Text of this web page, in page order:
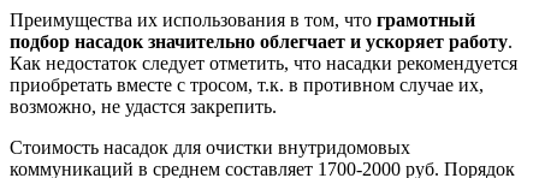
Преимущества их использования в том, что грамотный
подбор насадок значительно облегчает и ускоряет работу.
Как недостаток следует отметить, что насадки рекомендуется
приобретать вместе с тросом, т.к. в противном случае их,
возможно, не удастся закрепить.
Стоимость насадок для очистки внутридомовых
коммуникаций в среднем составляет 1700-2000 руб. Порядок